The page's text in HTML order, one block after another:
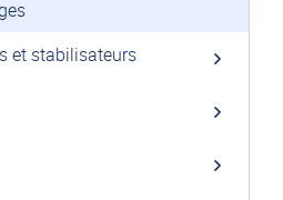
et stabilisateurs